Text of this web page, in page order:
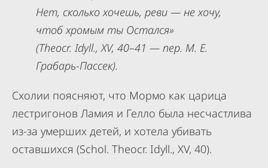
Нет, сколько хочешь, реви — не хочу,
чтоб хромым ты Остался»
(Theocr. Idyll., XV, 40–41 — пер. М. Е.
Грабарь-Пассек).
Схолии поясняют, что Мормо как царица
лестригонов Ламия и Гелло была несчастлива
из-за умерших детей, и хотела убивать
оставшихся (Schol. Theocr. Idyll., XV, 40).